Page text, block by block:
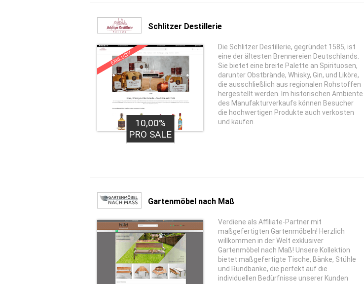
Schlitzer Destillerie
EXKLUSIV
10,00%
PRO SALE
Die Schlitzer Destillerie, gegründet 1585, ist
eine der ältesten Brennereien Deutschlands.
Sie bietet eine breite Palette an Spirituosen,
darunter Obstbrände, Whisky, Gin, und Liköre,
die ausschließlich aus regionalen Rohstoffen
hergestellt werden. Im historischen Ambiente
des Manufakturverkaufs können Besucher
die hochwertigen Produkte auch verkosten
und kaufen.
Gartenmöbel nach Maß
Verdiene als Affiliate-Partner mit
maßgefertigten Gartenmöbeln! Herzlich
willkommen in der Welt exklusiver
Gartenmöbel nach Maß! Unsere Kollektion
bietet maßgefertigte Tische, Bänke, Stühle
und Rundbänke, die perfekt auf die
individuellen Bedürfnisse unserer Kunden